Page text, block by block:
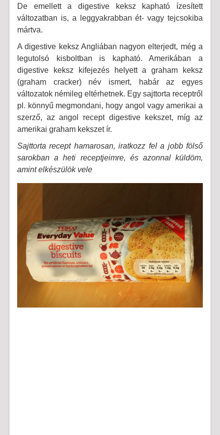
De emellett a digestive keksz kapható ízesített
változatban is, a leggyakrabban ét- vagy tejcsokiba
mártva.
A digestive keksz Angliában nagyon elterjedt, még a
legutolsó kisboltban is kapható. Amerikában a
digestive keksz kifejezés helyett a graham keksz
(graham cracker) név ismert, habár az egyes
változatok némileg eltérhetnek. Egy sajttorta receptről
pl. könnyű megmondani, hogy angol vagy amerikai a
szerző, az angol recept digestive kekszet, míg az
amerikai graham kekszet ír.
Sajttorta recept hamarosan, iratkozz fel a jobb fölső
sarokban a heti receptjeimre, és azonnal küldöm,
amint elkészülök vele